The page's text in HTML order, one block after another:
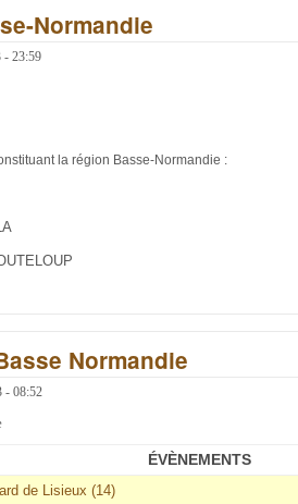
Normandie
- 23:59
la région Basse-Normandie :
Normandie
- 08:52
ÉVÈNEMENTS
de Lisieux (14)